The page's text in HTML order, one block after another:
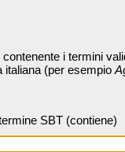
i termini
italiana (per esempio
SBT (contiene)